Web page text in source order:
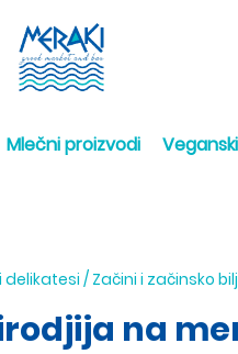
Mlečni proizvodi
delikatesi / Začini i začinsko
na